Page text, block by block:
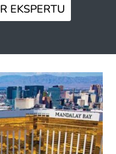
EKSPERTU